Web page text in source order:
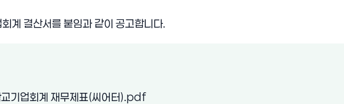
계 결산서를 붙임과 같이 공고합니다.
기업회계 재무제표(씨어터).pdf(새 창 열림)